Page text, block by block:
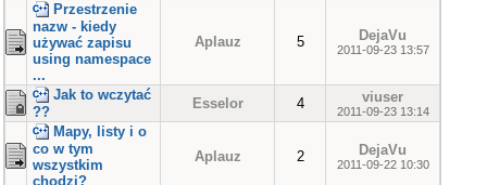
Przestrzenie
nazw - kiedy
używać zapisu
using namespace
...
Aplauz 5 DejaVu
2011-09-23 13:57
Jak to wczytać
??
Esselor 4 viuser
2011-09-23 13:14
Mapy, listy i o
co w tym
wszystkim
chodzi?
Aplauz 2 DejaVu
2011-09-22 10:30